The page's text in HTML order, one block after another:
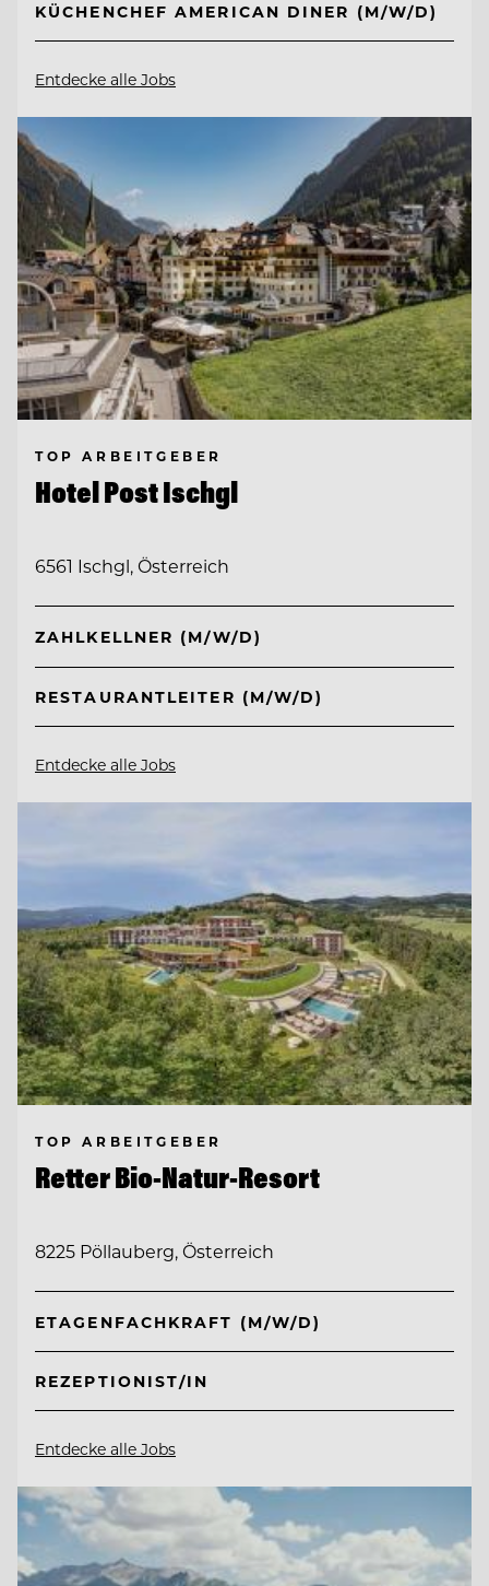
KÜCHENCHEF AMERICAN DINER (M/W/D)
Entdecke alle Jobs
TOP ARBEITGEBER
Hotel Post Ischgl
6561 Ischgl, Österreich
ZAHLKELLNER (M/W/D)
RESTAURANTLEITER (M/W/D)
Entdecke alle Jobs
TOP ARBEITGEBER
Retter Bio-Natur-Resort
8225 Pöllauberg, Österreich
ETAGENFACHKRAFT (M/W/D)
REZEPTIONIST/IN
Entdecke alle Jobs